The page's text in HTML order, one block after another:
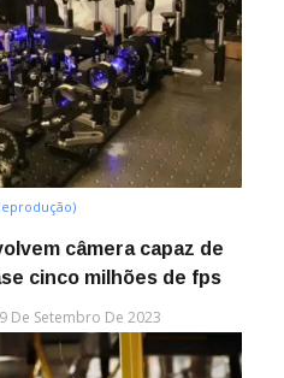
câmera capaz de
cinco milhões de fps
De Setembro De 2023